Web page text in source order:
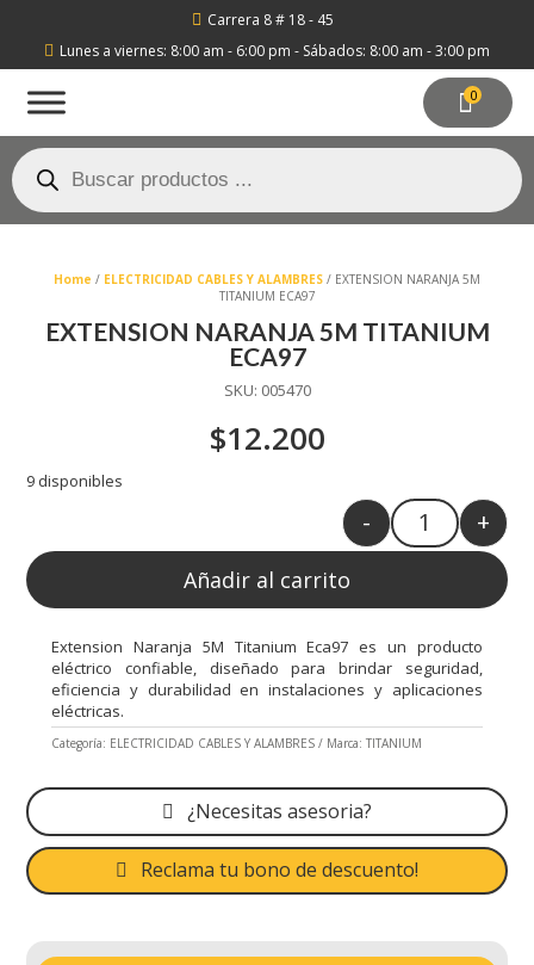
 Carrera 8 # 18 - 45
 Lunes a viernes: 8:00 am - 6:00 pm - Sábados: 8:00 am - 3:00 pm
0
Búsqueda
de
productos
Home / ELECTRICIDAD CABLES Y ALAMBRES / EXTENSION NARANJA 5M
TITANIUM ECA97
EXTENSION NARANJA 5M TITANIUM
ECA97
SKU: 005470
$12.200
9 disponibles
Quantity
- +
Añadir al carrito
Extension Naranja 5M Titanium Eca97 es un producto
eléctrico confiable, diseñado para brindar seguridad,
eficiencia y durabilidad en instalaciones y aplicaciones
eléctricas.
Categoría: ELECTRICIDAD CABLES Y ALAMBRES Marca: TITANIUM
¿Necesitas asesoria?
Reclama tu bono de descuento!